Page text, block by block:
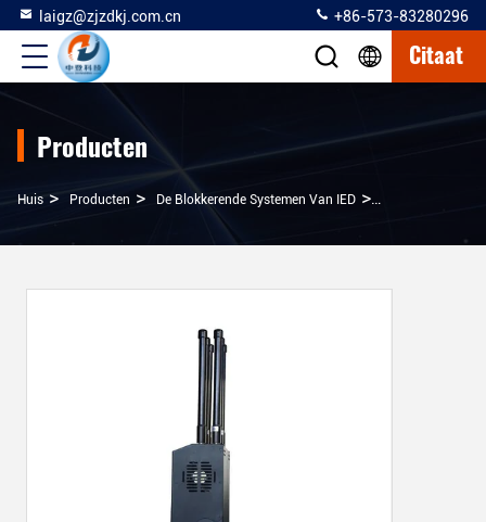
laigz@zjzdkj.com.cn +86-573-83280296
Citaat
Producten
Huis > Producten > De Blokkerende Systemen Van IED >